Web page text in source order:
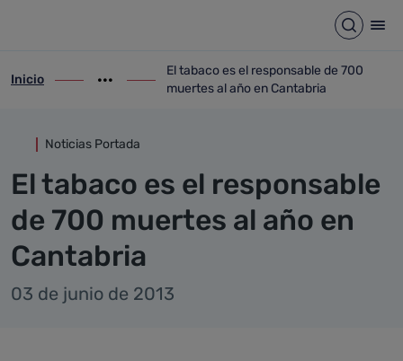
Abrir
ir-a inicio
Inicio
Mostrar opciones del camino de migas
ir-a El tabaco es el responsable de 700
El tabaco es el responsable de 700
muertes al año en Cantabria
Noticias Portada
El tabaco es el responsable
de 700 muertes al año en
Cantabria
03 de junio de 2013